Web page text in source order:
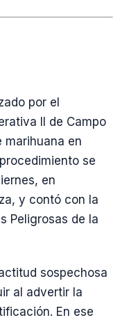
por el
II de Campo
marihuana en
se
en
y contó con la
Peligrosas de la
sospechosa
al advertir la
En ese